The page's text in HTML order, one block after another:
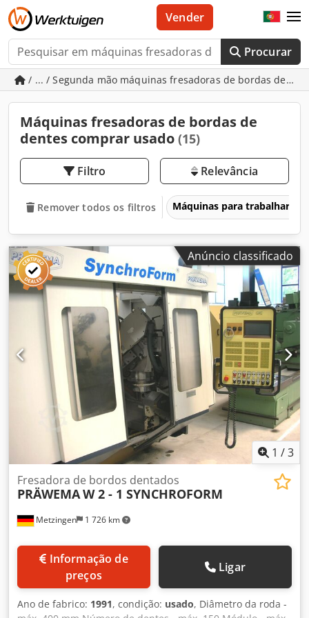
Procurar
Vender
/ ... / Segunda mão máquinas fresadoras de bordas de
Máquinas fresadoras de bordas de
dentes comprar usado (15)
Filtro Relevância
Remover todos os filtros Máquinas para trabalhar
Anúncio classificado
1 /3
Metzingen 1 726 km
Fresadora de bordos dentados
PRÄWEMAW 2 - 1 SYNCHROFORM
preços
Ligar
Ano de fabrico: 1991, condição: usado, Diâmetro da roda -